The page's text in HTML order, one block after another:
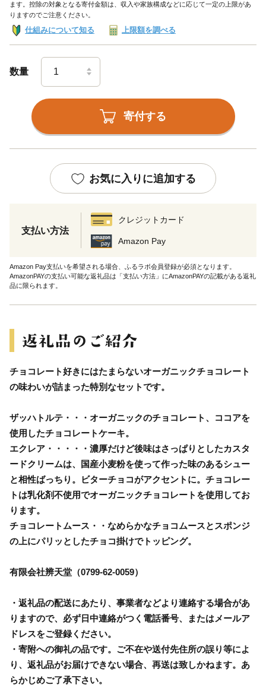
ます。控除の対象となる寄付金額は、収入や家族構成などに応じて一定の上限があ
りますのでご注意ください。
仕組みについて知る 上限額を調べる
数量
寄付する
お気に入りに追加する
支払い方法
クレジットカード
Amazon Pay
Amazon Pay支払いを希望される場合、ふるラボ会員登録が必須となります。
AmazonPAYの支払い可能な返礼品は「支払い方法」にAmazonPAYの記載がある返礼
品に限られます。
チョコレート好きにはたまらないオーガニックチョコレート
の味わいが詰まった特別なセットです。
ザッハトルテ・・・オーガニックのチョコレート、ココアを
使用したチョコレートケーキ。
エクレア・・・・・濃厚だけど後味はさっぱりとしたカスタ
ードクリームは、国産小麦粉を使って作った味のあるシュー
と相性ばっちり。ビターチョコがアクセントに。チョコレー
トは乳化剤不使用でオーガニックチョコレートを使用してお
ります。
チョコレートムース・・なめらかなチョコムースとスポンジ
の上にパリッとしたチョコ掛けでトッピング。
有限会社辨天堂（0799-62-0059）
・返礼品の配送にあたり、事業者などより連絡する場合があ
りますので、必ず日中連絡がつく電話番号、またはメールア
ドレスをご登録ください。
・寄附への御礼の品です。ご不在や送付先住所の誤り等によ
り、返礼品がお届けできない場合、再送は致しかねます。あ
らかじめご了承下さい。